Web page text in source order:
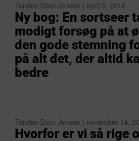
Torsten Dam-Jensen | april 5, 2018
Ny bog: En sortseer
modigt forsøg på at
den gode stemning
på alt det, der altid
bedre
Torsten Dam-Jensen | november 14,
Hvorfor er vi så rige